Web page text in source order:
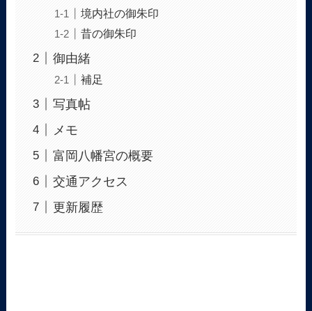
境内社の御朱印
昔の御朱印
御由緒
補足
写真帖
メモ
富岡八幡宮の概要
交通アクセス
更新履歴